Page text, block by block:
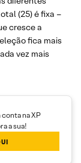
(25) é fixa –
cresce a
fica mais
vez mais
na XP
a sua!